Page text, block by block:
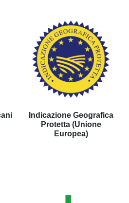
Indicazione Geografica
Protetta (Unione
Europea)